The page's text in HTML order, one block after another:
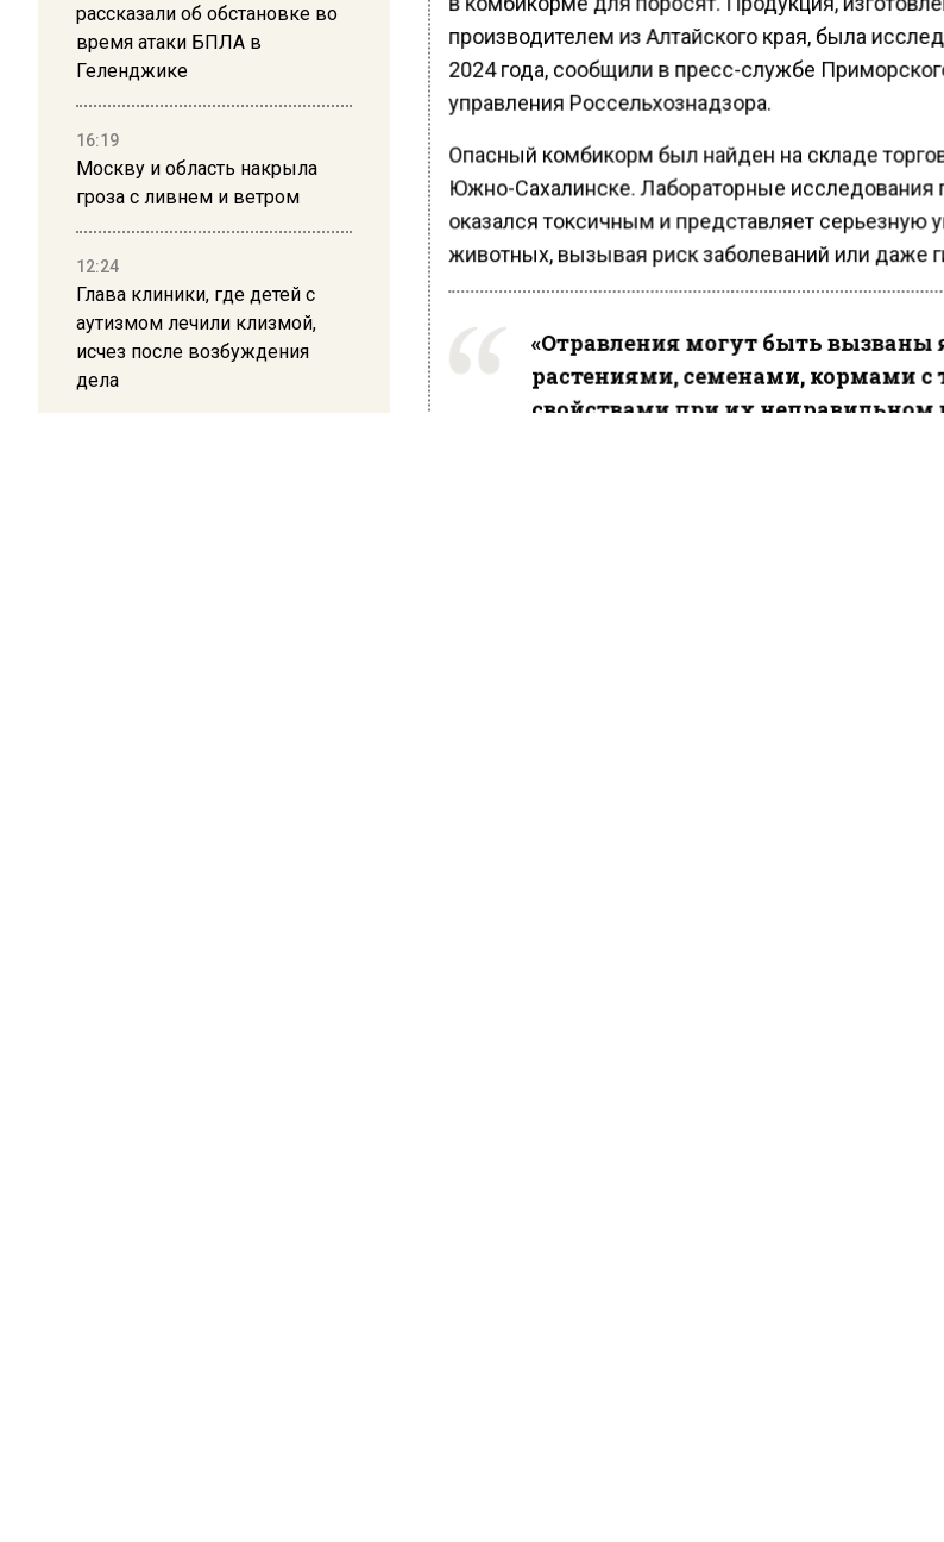
рассказали об обстановке во
время атаки БПЛА в
Геленджике
16:19
Москву и область накрыла
гроза с ливнем и ветром
12:24
Глава клиники, где детей с
аутизмом лечили клизмой,
исчез после возбуждения
дела
производителем из Алтайского края, была
2024 года, сообщили в пресс-службе
управления Россельхознадзора.
Опасный комбикорм был найден на складе
Южно-Сахалинске. Лабораторные исследования
оказался токсичным и представляет серьезную
животных, вызывая риск заболеваний или даже
«Отравления могут быть
растениями, семенами, кормами
свойствами при их неправильном